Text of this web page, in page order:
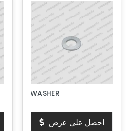
WASHER
احصل على عرض